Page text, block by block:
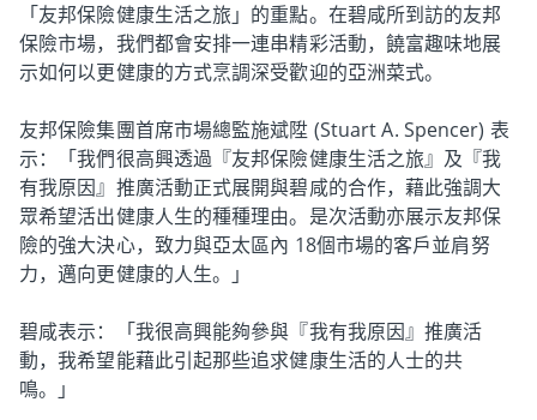
「友邦保險健康生活之旅」的重點。在碧咸所到訪的友邦
保險市場，我們都會安排一連串精彩活動，饒富趣味地展
示如何以更健康的方式烹調深受歡迎的亞洲菜式。
友邦保險集團首席市場總監施斌陞 (Stuart A. Spencer) 表
示：「我們很高興透過『友邦保險健康生活之旅』及『我
有我原因』推廣活動正式展開與碧咸的合作，藉此強調大
眾希望活出健康人生的種種理由。是次活動亦展示友邦保
險的強大決心，致力與亞太區內 18個市場的客戶並肩努
力，邁向更健康的人生。」
碧咸表示：「我很高興能夠參與『我有我原因』推廣活
動，我希望能藉此引起那些追求健康生活的人士的共
鳴。」